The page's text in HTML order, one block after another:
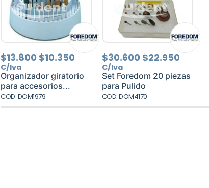
$13.800El
original
era:
$13.800.
$10.350
precio
actual
$10.350.
C/Iva
Organizador giratorio
para accesorios...
COD: DOM1979
$30.600 El
original
era:
$30.600.
$22.950El
actual
C/Iva
Set Foredom 20 piezas
para Pulido
COD: DOM4170